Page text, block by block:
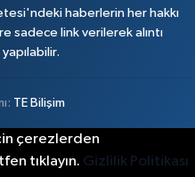
haberlerin her hakkı
sadece link verilerek alıntı
yapılabilir.
TE Bilişim
çerezlerden
tıklayın. Gizlilik Politikası